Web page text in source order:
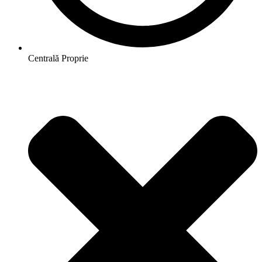
Centrală Proprie